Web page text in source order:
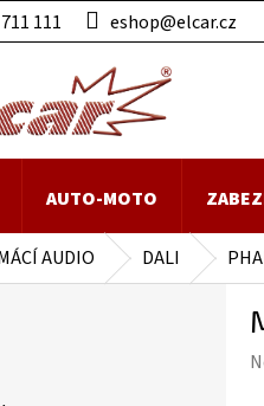
111 eshop@elcar.cz
AUTO-MOTO
AUDIO DALI